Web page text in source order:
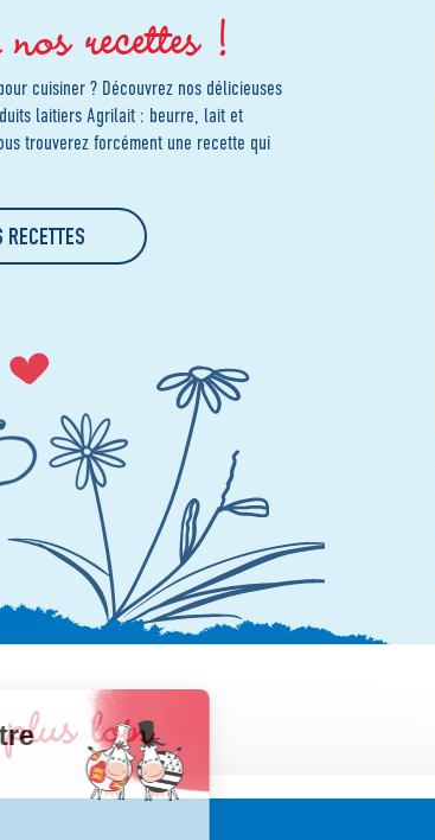
votre
recettes !
cuisiner ? Découvrez nos délicieuses
laitiers Agrilait : beurre, lait et
trouverez forcément une recette qui
RECETTES
loin